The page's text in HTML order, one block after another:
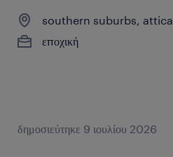
southern suburbs, attica
εποχική
δημοσιεύτηκε 9 ιουλίου 2026